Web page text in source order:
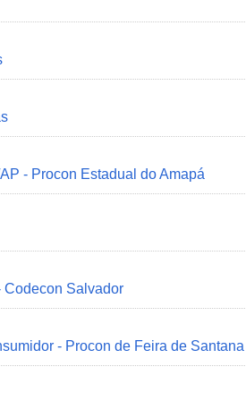
- Procon Estadual do Amapá
Codecon Salvador
- Procon de Feira de Santana